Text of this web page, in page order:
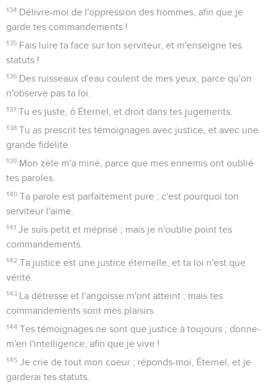
134 Délivre-moi de l'oppression des hommes, afin que je
garde tes commandements !
135 Fais luire ta face sur ton serviteur, et m'enseigne tes
statuts !
136 Des ruisseaux d'eau coulent de mes yeux, parce qu'on
n'observe pas ta loi.
137 Tu es juste, ô Éternel, et droit dans tes jugements.
138 Tu as prescrit tes témoignages avec justice, et avec une
grande fidélité.
139 Mon zèle m'a miné, parce que mes ennemis ont oublié
tes paroles.
140 Ta parole est parfaitement pure ; c'est pourquoi ton
serviteur l'aime.
141 Je suis petit et méprisé ; mais je n'oublie point tes
commandements.
142 Ta justice est une justice éternelle, et ta loi n'est que
vérité.
143 La détresse et l'angoisse m'ont atteint ; mais tes
commandements sont mes plaisirs.
144 Tes témoignages ne sont que justice à toujours ; donne-
m'en l'intelligence, afin que je vive !
145 Je crie de tout mon coeur ; réponds-moi, Éternel, et je
garderai tes statuts.